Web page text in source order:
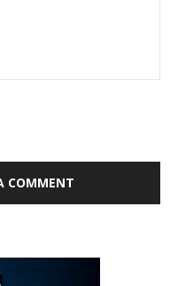
COMMENT